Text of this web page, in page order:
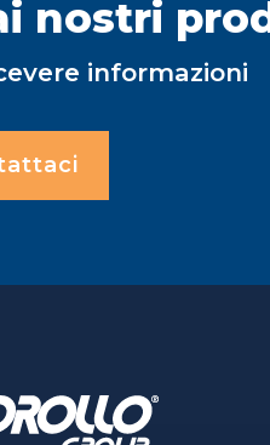
nostri
informazioni